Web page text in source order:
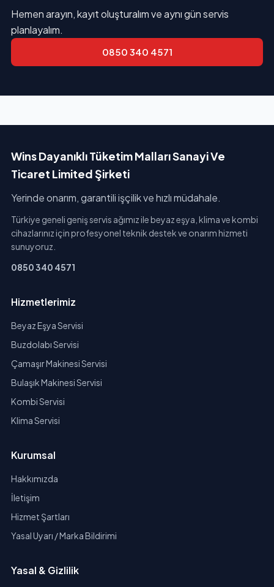
Hemen arayın, kayıt oluşturalım ve aynı gün servis
planlayalım.
0850 340 4571
Wins Dayanıklı Tüketim Malları Sanayi Ve
Ticaret Limited Şirketi
Yerinde onarım, garantili işçilik ve hızlı müdahale.
Türkiye geneli geniş servis ağımız ile beyaz eşya, klima ve kombi
cihazlarınız için profesyonel teknik destek ve onarım hizmeti
sunuyoruz.
0850 340 4571
Hizmetlerimiz
Beyaz Eşya Servisi
Buzdolabı Servisi
Çamaşır Makinesi Servisi
Bulaşık Makinesi Servisi
Kombi Servisi
Klima Servisi
Kurumsal
Hakkımızda
İletişim
Hizmet Şartları
Yasal Uyarı / Marka Bildirimi
Yasal & Gizlilik